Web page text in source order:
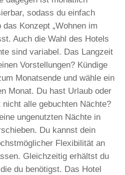
sodass du einfach
das Konzept „Wohnen im
Auch die Wahl des Hotels
sind variabel. Das Langzeit
Vorstellungen? Kündige
Monatsende und wähle ein
Monat. Du hast Urlaub oder
alle gebuchten Nächte?
ungenutzten Nächte in
Du kannst dein
Flexibilität an
Gleichzeitig erhältst du
du benötigst. Das Hotel